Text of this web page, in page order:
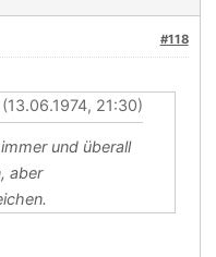
#118
(13.06.1974, 21:30)
und überall
aber